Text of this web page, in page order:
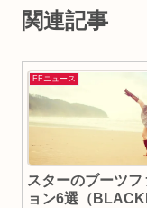
関連記事
FFニュース
スターのブーツフ
ョン6選（